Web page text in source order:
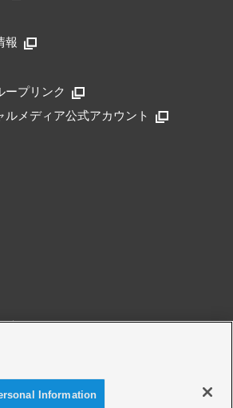
報
ープリンク
ルメディア公式アカウント
方針
Information